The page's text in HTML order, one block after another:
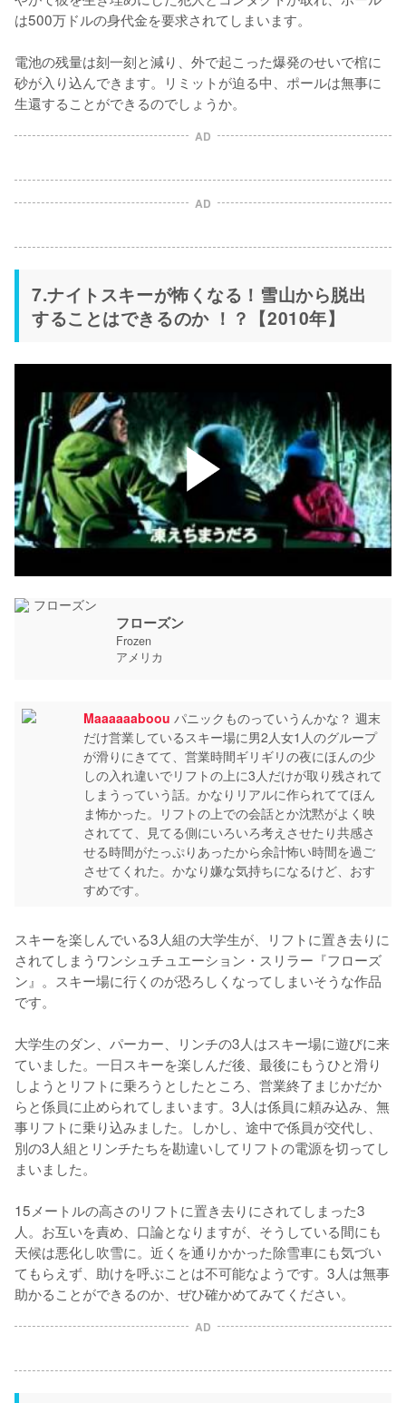
は500万ドルの身代金を要求されてしまいます。
電池の残量は刻一刻と減り、外で起こった爆発のせいで棺に
砂が入り込んできます。リミットが迫る中、ポールは無事に
生還することができるのでしょうか。
AD
AD
7.ナイトスキーが怖くなる！雪山から脱出
することはできるのか ！？【2010年】
フローズン
Frozen
アメリカ
Maaaaaaboou パニックものっていうんかな？ 週末
だけ営業しているスキー場に男2人女1人のグループ
が滑りにきてて、営業時間ギリギリの夜にほんの少
しの入れ違いでリフトの上に3人だけが取り残されて
しまうっていう話。かなりリアルに作られててほん
ま怖かった。リフトの上での会話とか沈黙がよく映
されてて、見てる側にいろいろ考えさせたり共感さ
せる時間がたっぷりあったから余計怖い時間を過ご
させてくれた。かなり嫌な気持ちになるけど、おす
すめです。
スキーを楽しんでいる3人組の大学生が、リフトに置き去りに
されてしまうワンシュチュエーション・スリラー『フローズ
ン』。スキー場に行くのが恐ろしくなってしまいそうな作品
です。
大学生のダン、パーカー、リンチの3人はスキー場に遊びに来
ていました。一日スキーを楽しんだ後、最後にもうひと滑り
しようとリフトに乗ろうとしたところ、営業終了まじかだか
らと係員に止められてしまいます。3人は係員に頼み込み、無
事リフトに乗り込みました。しかし、途中で係員が交代し、
別の3人組とリンチたちを勘違いしてリフトの電源を切ってし
まいました。
15メートルの高さのリフトに置き去りにされてしまった3
人。お互いを責め、口論となりますが、そうしている間にも
天候は悪化し吹雪に。近くを通りかかった除雪車にも気づい
てもらえず、助けを呼ぶことは不可能なようです。3人は無事
助かることができるのか、ぜひ確かめてみてください。
AD